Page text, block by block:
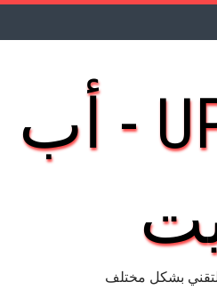
UPDATE - أب
بشكل مختلف